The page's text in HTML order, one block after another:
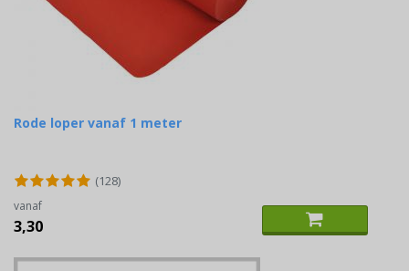
Rode loper vanaf 1 meter
(128)
vanaf
3,30